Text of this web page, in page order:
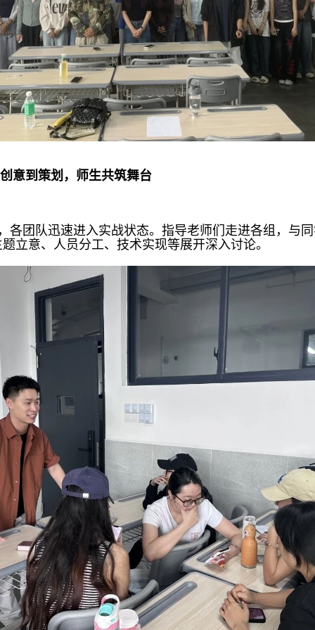
意到策划，师生共筑舞台
团队迅速进入实战状态。指导老师们走进各组，与
立意、人员分工、技术实现等展开深入讨论。